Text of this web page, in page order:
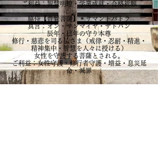
ご利益：智慧明瞭・学業成就・合格祈願
脇侍​【普賢菩薩】＊サマントバトラ
真言：オン・サンマイヤ・サトバン
辰年・巳年の守り本尊
修行・慈悲を司る仏さま（戒律・忍耐・精進・
精神集中・智慧を人々に授ける）
女性を守護する菩薩とされる。
ご利益：女性守護・修行者守護・増益・息災延
命・滅罪